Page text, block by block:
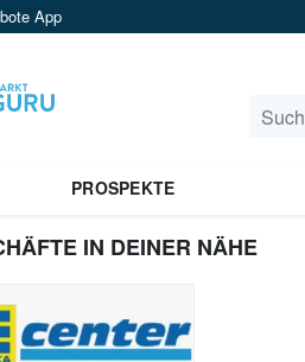
App
PROSPEKTE
IN DEINER NÄHE